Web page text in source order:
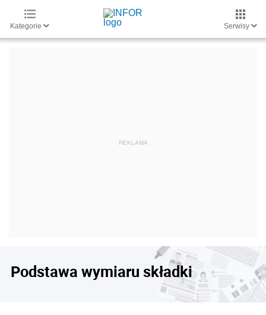
Kategorie Serwisy
Podstawa wymiaru składki